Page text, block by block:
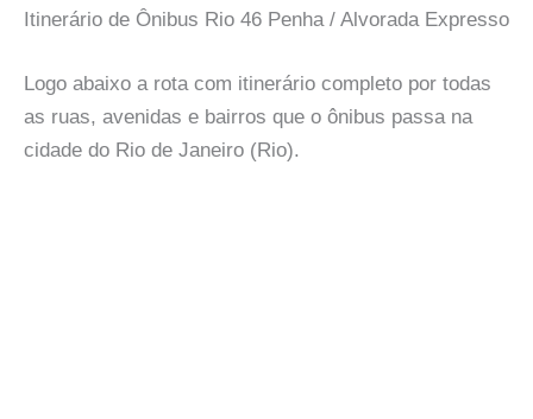
Itinerário de Ônibus Rio 46 Penha / Alvorada Expresso
Logo abaixo a rota com itinerário completo por todas
as ruas, avenidas e bairros que o ônibus passa na
cidade do Rio de Janeiro (Rio).